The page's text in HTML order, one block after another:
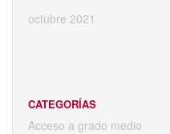
octubre 2021
CATEGORÍAS
Acceso a grado medio